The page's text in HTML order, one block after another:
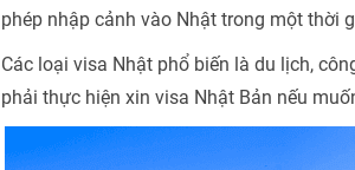
phép nhập cảnh vào Nhật trong một thời
Các loại visa Nhật phổ biến là du lịch,
phải thực hiện xin visa Nhật Bản nếu